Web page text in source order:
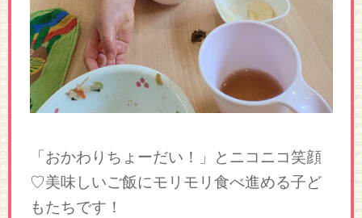
「おかわりちょーだい！」とニコニコ笑顔
♡美味しいご飯にモリモリ食べ進める子ど
もたちです！